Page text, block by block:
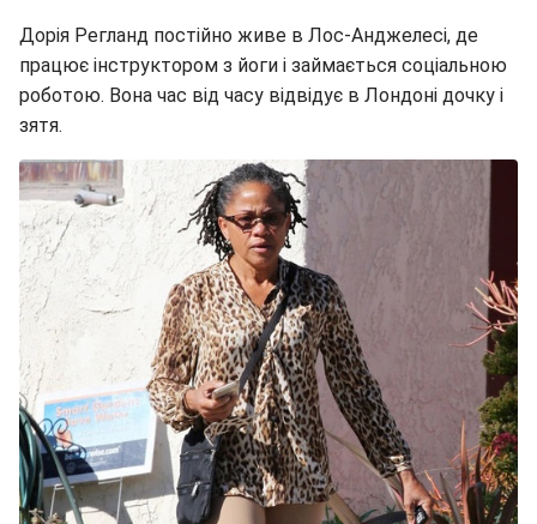
Дорія Регланд постійно живе в Лос-Анджелесі, де
працює інструктором з йоги і займається соціальною
роботою. Вона час від часу відвідує в Лондоні дочку і
зятя.